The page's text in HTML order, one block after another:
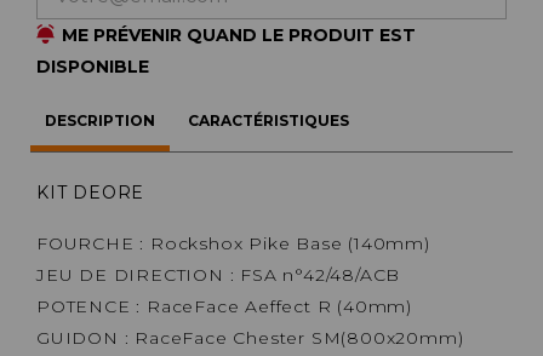
ME PRÉVENIR QUAND LE PRODUIT EST
DISPONIBLE
DESCRIPTION CARACTÉRISTIQUES
KIT DEORE
FOURCHE : Rockshox Pike Base (140mm)
JEU DE DIRECTION : FSA n°42/48/ACB
POTENCE : RaceFace Aeffect R (40mm)
GUIDON : RaceFace Chester SM(800x20mm)